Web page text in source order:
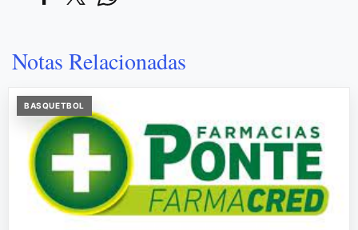
Notas Relacionadas
BASQUETBOL